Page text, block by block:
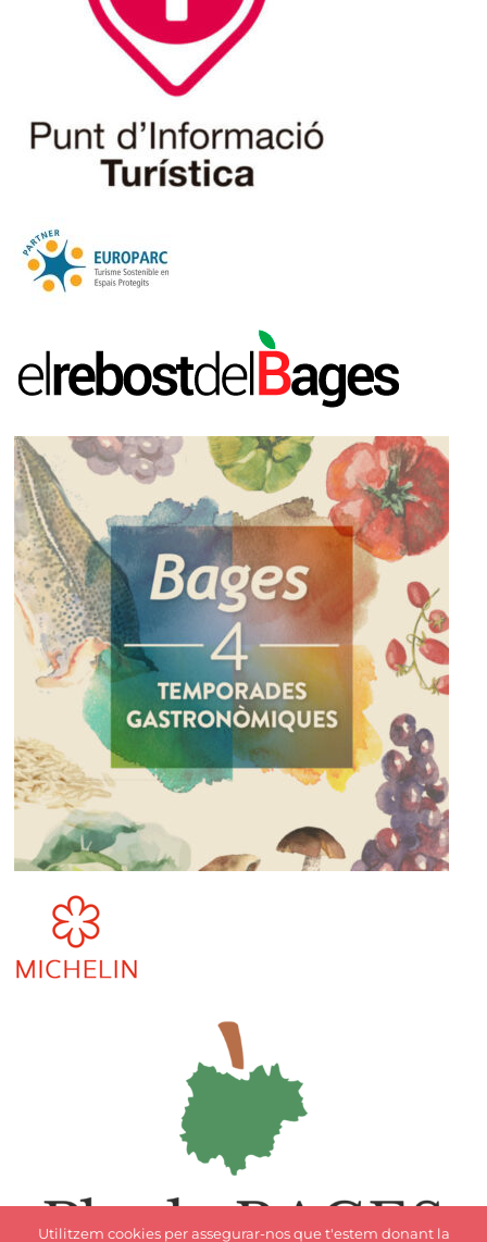
Utilitzem cookies per assegurar-nos que t'estem donant la